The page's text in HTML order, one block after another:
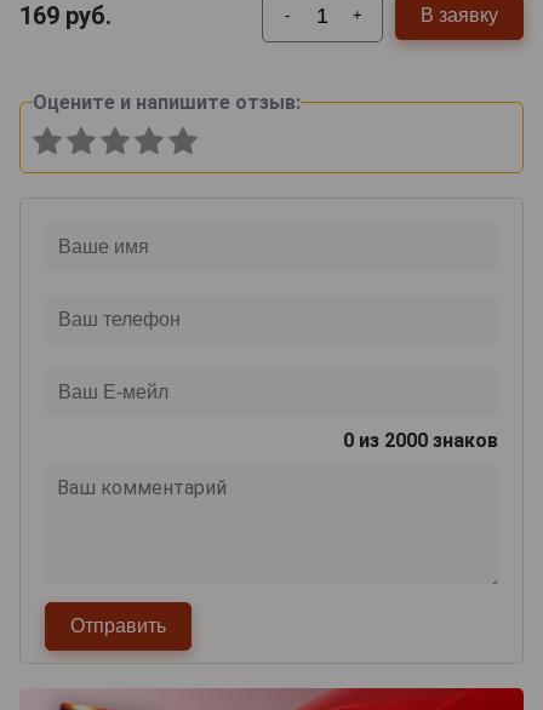
169 руб. - + В заявку
Оцените и напишите отзыв:
0 из 2000 знаков